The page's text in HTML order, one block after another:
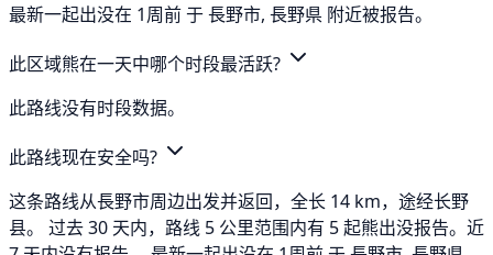
最新一起出没在 1周前 于 長野市, 長野県 附近被报告。
此区域熊在一天中哪个时段最活跃?
此路线没有时段数据。
此路线现在安全吗?
这条路线从長野市周边出发并返回，全长 14 km，途经长野
县。 过去 30 天内，路线 5 公里范围内有 5 起熊出没报告。近